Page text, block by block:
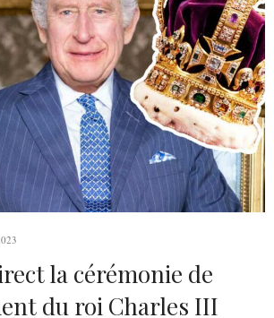
la cérémonie de
du roi Charles III